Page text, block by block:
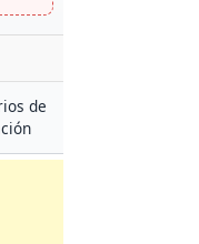
de
en La Libertad